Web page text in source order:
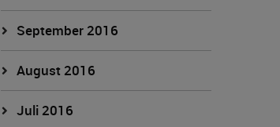
September 2016
August 2016
Juli 2016